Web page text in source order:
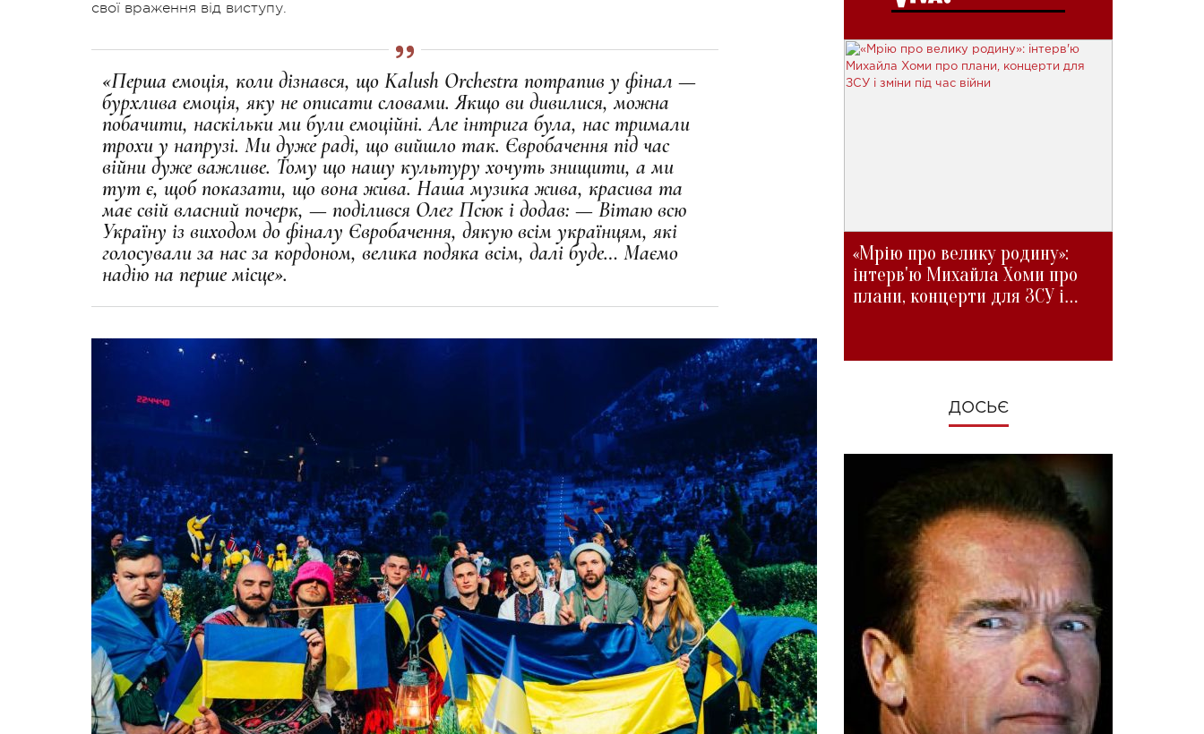
свої враження від виступу.
«Перша емоція, коли дізнався, що Kalush Orchestra потрапив у фінал —
бурхлива емоція, яку не описати словами. Якщо ви дивилися, можна
побачити, наскільки ми були емоційні. Але інтрига була, нас тримали
трохи у напрузі. Ми дуже раді, що вийшло так. Євробачення під час
війни дуже важливе. Тому що нашу культуру хочуть знищити, а ми
тут є, щоб показати, що вона жива. Наша музика жива, красива та
має свій власний почерк, — поділився Олег Псюк і додав: — Вітаю всю
Україну із виходом до фіналу Євробачення, дякую всім українцям, які
голосували за нас за кордоном, велика подяка всім, далі буде… Маємо
надію на перше місце».
«Мрію про велику родину»:
інтерв'ю Михайла Хоми про
плани, концерти для ЗСУ і
ДОСЬЄ